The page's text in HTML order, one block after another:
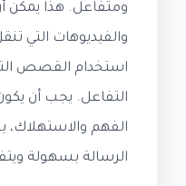
ومتفاعل. هذا يمكن
والفيديوهات التي
استخدام القصص
التفاعل. يجب أن
الفهم
الرسالة بسهولة